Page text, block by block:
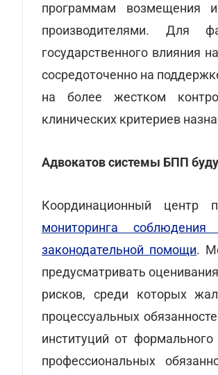
программам возмещения
производителями. Для
государственного влияния
сосредоточенно на
на более жестком
клинических критериев
Адвокатов системы БПП
Координационный центр
мониторинга
законодательной помощи.
предусматривать
рисков, среди которых
процессуальных
институций от
профессиональных